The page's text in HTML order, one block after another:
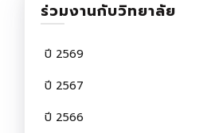
ร่วมงานกับวิทยาลัย
ปี 2569
ปี 2567
ปี 2566